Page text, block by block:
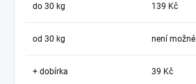
do 30 kg 139 Kč
od 30 kg není možné
+ dobírka 39 Kč